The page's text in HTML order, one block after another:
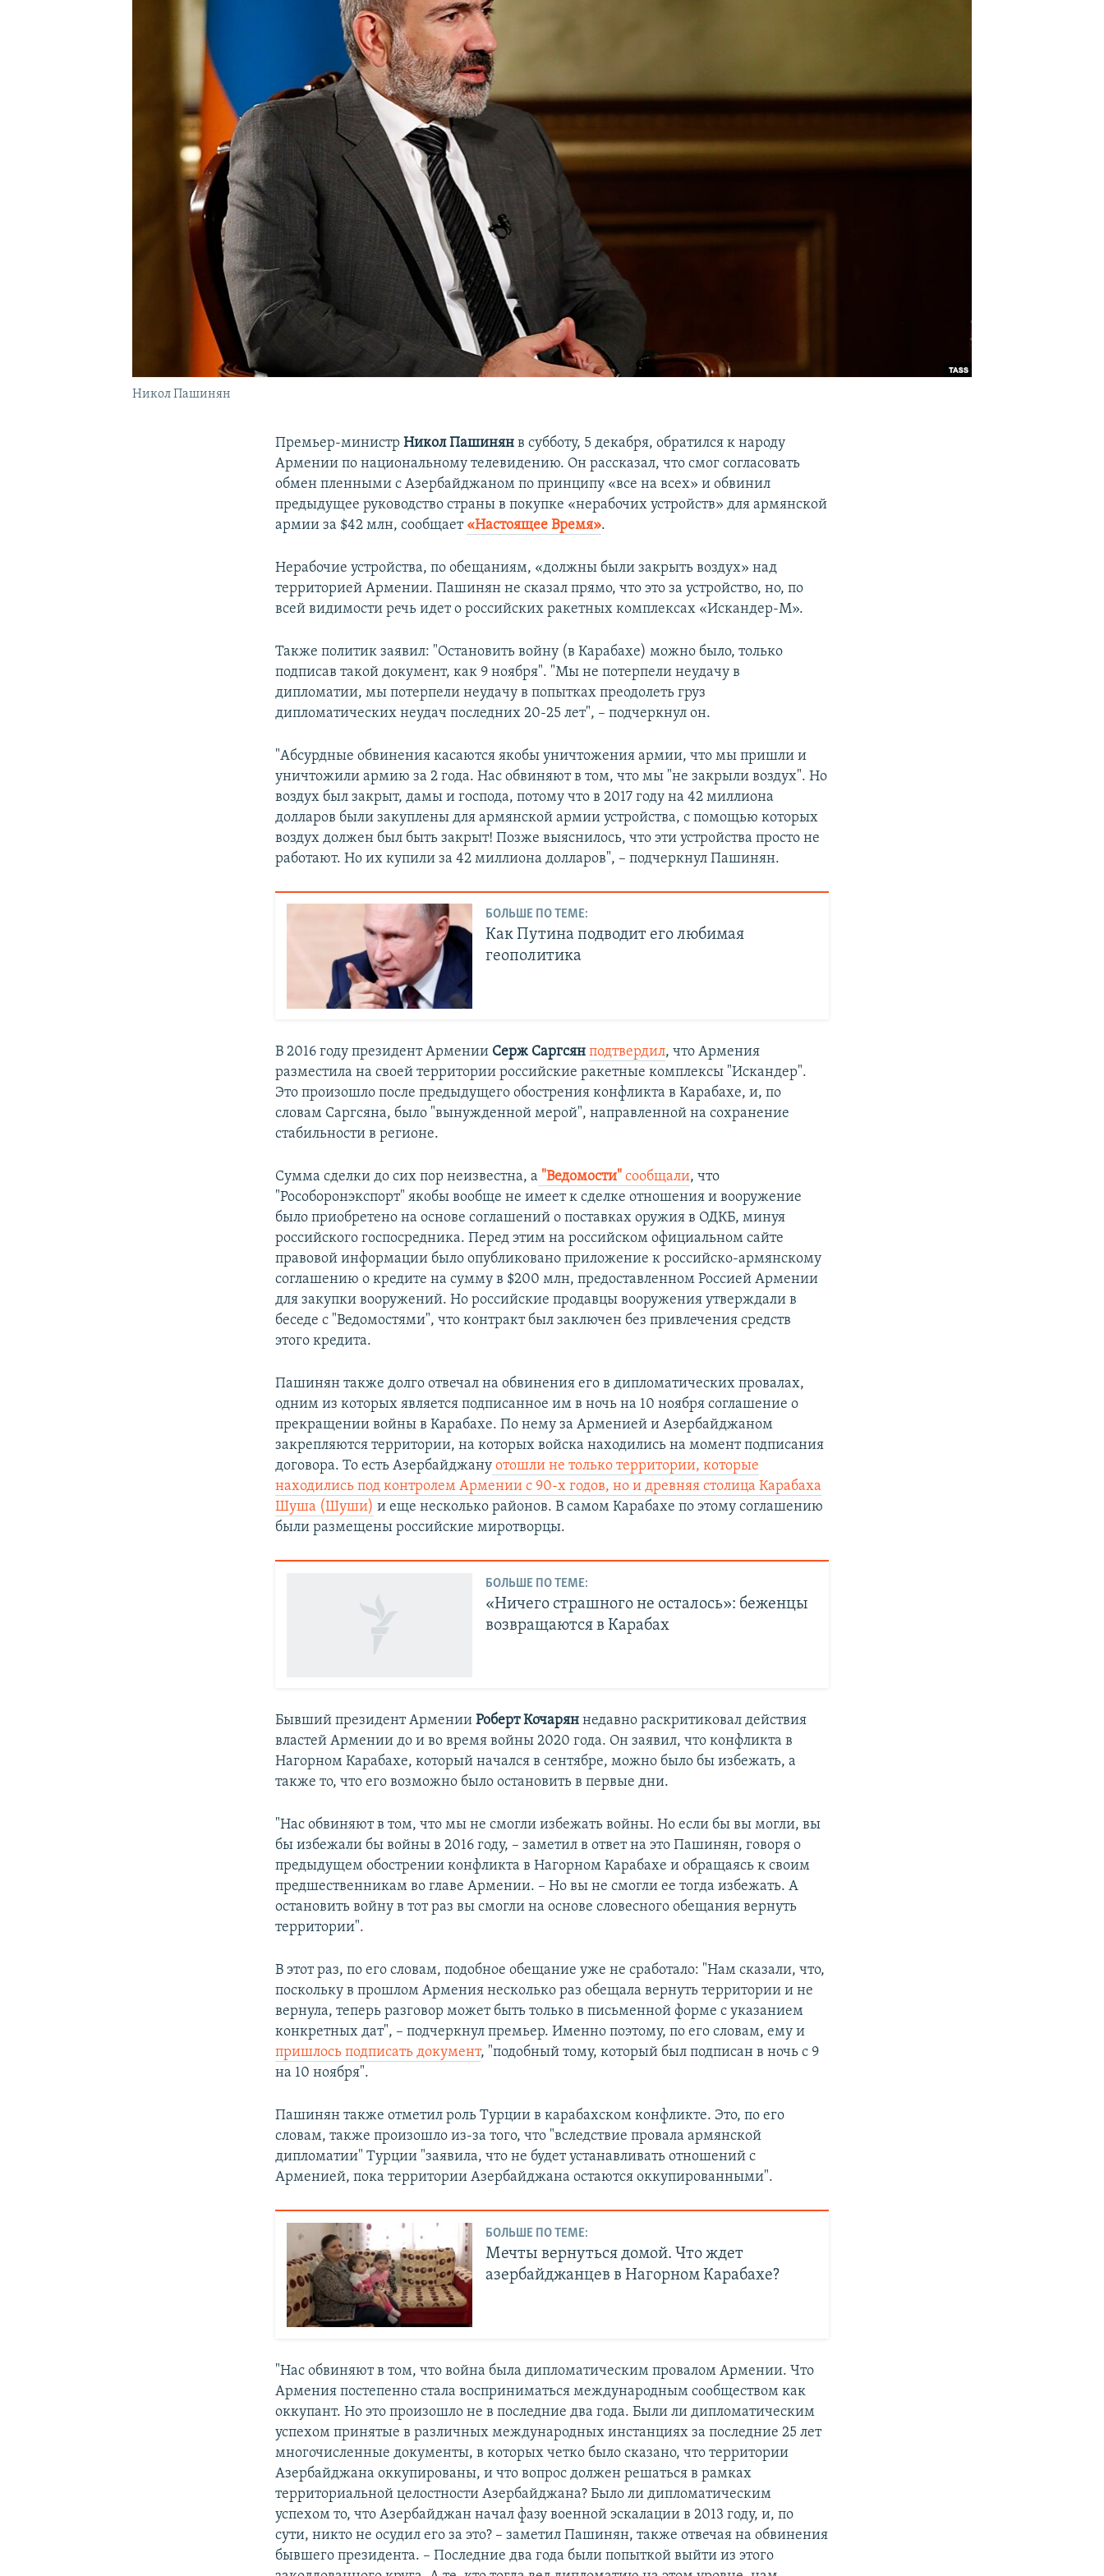
Никол Пашинян
Премьер-министрНикол Пашинян в субботу, 5 декабря, обратился к народу
Армении по национальному телевидению. Он рассказал, что смог согласовать
обмен пленными с Азербайджаном по принципу «все на всех» и обвинил
предыдущее руководство страны в покупке «нерабочих устройств» для армянской
армии за $42 млн, сообщает «Настоящее Время».
Нерабочие устройства, по обещаниям, «должны были закрыть воздух» над
территорией Армении. Пашинян не сказал прямо, что это за устройство, но, по
всей видимости речь идет о российских ракетных комплексах «Искандер-М».
Также политик заявил: "Остановить войну (в Карабахе) можно было, только
подписав такой документ, как 9 ноября". "​Мы не потерпели неудачу в
дипломатии, мы потерпели неудачу в попытках преодолеть груз
дипломатических неудач последних 20-25 лет", –​ ​подчеркнул он.
"Абсурдные обвинения касаются якобы уничтожения армии, что мы пришли и
уничтожили армию за 2 года. Нас обвиняют в том, что мы "не закрыли воздух". Но
воздух был закрыт, дамы и господа, потому что в 2017 году на 42 миллиона
долларов были закуплены для армянской армии устройства, с помощью которых
воздух должен был быть закрыт! Позже выяснилось, что эти устройства просто не
работают. Но их купили за 42 миллиона долларов", – подчеркнул Пашинян.
БОЛЬШЕ ПО ТЕМЕ:
Как Путина подводит его любимая
геополитика
В 2016 году президент Армении Серж Саргсян подтвердил, что Армения
разместила на своей территории российские ракетные комплексы "Искандер".
Это произошло после предыдущего обострения конфликта в Карабахе, и, по
словам Саргсяна, было "вынужденной мерой", направленной на сохранение
стабильности в регионе.
Сумма сделки до сих пор неизвестна, а "Ведомости" сообщали, что
"Рособоронэкспорт" якобы вообще не имеет к сделке отношения и вооружение
было приобретено на основе соглашений о поставках оружия в ОДКБ, минуя
российского госпосредника. Перед этим на российском официальном сайте
правовой информации было опубликовано приложение к российско-армянскому
соглашению о кредите на сумму в $200 млн, предоставленном Россией Армении
для закупки вооружений. Но российские продавцы вооружения утверждали в
беседе с "Ведомостями", что контракт был заключен без привлечения средств
этого кредита.
Пашинян также долго отвечал на обвинения его в дипломатических провалах,
одним из которых является подписанное им в ночь на 10 ноября соглашение о
прекращении войны в Карабахе. По нему за Арменией и Азербайджаном
закрепляются территории, на которых войска находились на момент подписания
договора. То есть Азербайджану отошли не только территории, которые
находились под контролем Армении с 90-х годов, но и древняя столица Карабаха
Шуша (Шуши) и еще несколько районов. В самом Карабахе по этому соглашению
были размещены российские миротворцы.
БОЛЬШЕ ПО ТЕМЕ:
«Ничего страшного не осталось»: беженцы
возвращаются в Карабах
Бывший президент АрменииРоберт Кочарян недавно раскритиковал действия
властей Армении до и во время войны 2020 года. Он заявил, что конфликта в
Нагорном Карабахе, который начался в сентябре, можно было бы избежать, а
также то, что его возможно было остановить в первые дни.
"Нас обвиняют в том, что мы не смогли избежать войны. Но если бы вы могли, вы
бы избежали бы войны в 2016 году, – заметил в ответ на это Пашинян, говоря о
предыдущем обострении конфликта в Нагорном Карабахе и обращаясь к своим
предшественникам во главе Армении. – Но вы не смогли ее тогда избежать. А
остановить войну в тот раз вы смогли на основе словесного обещания вернуть
территории".
В этот раз, по его словам, подобное обещание уже не сработало: "Нам сказали, что,
поскольку в прошлом Армения несколько раз обещала вернуть территории и не
вернула, теперь разговор может быть только в письменной форме с указанием
конкретных дат", – подчеркнул премьер. Именно поэтому, по его словам, ему и
пришлось подписать документ, "подобный тому, который был подписан в ночь с 9
на 10 ноября".
Пашинян также отметил роль Турции в карабахском конфликте. Это, по его
словам, также произошло из-за того, что "вследствие провала армянской
дипломатии" Турции "заявила, что не будет устанавливать отношений с
Арменией, пока территории Азербайджана остаются оккупированными".
БОЛЬШЕ ПО ТЕМЕ:
Мечты вернуться домой. Что ждет
азербайджанцев в Нагорном Карабахе?
"Нас обвиняют в том, что война была дипломатическим провалом Армении. Что
Армения постепенно стала восприниматься международным сообществом как
оккупант. Но это произошло не в последние два года. Были ли дипломатическим
успехом принятые в различных международных инстанциях за последние 25 лет
многочисленные документы, в которых четко было сказано, что территории
Азербайджана оккупированы, и что вопрос должен решаться в рамках
территориальной целостности Азербайджана? Было ли дипломатическим
успехом то, что Азербайджан начал фазу военной эскалации в 2013 году, и, по
сути, никто не осудил его за это? – заметил Пашинян, также отвечая на обвинения
бывшего президента. – Последние два года были попыткой выйти из этого